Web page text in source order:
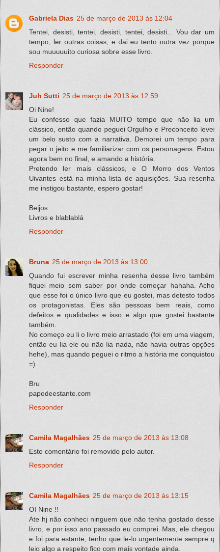
Gabriela Dias 25 de março de 2013 às 12:04
Tentei, desisti, tentei, desisti, tentei, desisti... Vou dar um
tempo, ler outras coisas, e dai eu tento outra vez porque
sou muuuuuito curiosa sobre esse livro.
Responder
Juh Sutti 25 de março de 2013 às 12:59
Oi Nine!
Eu confesso que fazia MUITO tempo que não lia um
clássico, então quando peguei Orgulho e Preconceito levei
um belo susto com a narrativa. Demorei um tempo para
pegar o jeito e me familiarizar com os personagens. Estou
agora bem no final, e amando a história.
Pretendo ler mais clássicos, e O Morro dos Ventos
Uivantes está na minha lista de aquisições. Sua resenha
me instigou bastante, espero gostar!
Beijos
Livros e blablablá
Responder
Bruna 25 de março de 2013 às 13:00
Quando fui escrever minha resenha desse livro também
fiquei meio sem saber por onde começar hahaha. Acho
que esse foi o único livro que eu gostei, mas detesto todos
os protagonistas. Eles são pessoas bem reais, como
defeitos e qualidades e isso e algo que gostei bastante
também.
No começo eu li o livro meio arrastado (foi em uma viagem,
então eu lia ele ou não lia nada, não havia outras opções
hehe), mas quando peguei o ritmo a história me conquistou
=)
Bru
papodeestante.com
Responder
Camila Magalhães 25 de março de 2013 às 13:08
Este comentário foi removido pelo autor.
Responder
Camila Magalhães 25 de março de 2013 às 13:15
OI Nine !!
Ate hj não conheci ninguem que não tenha gostado desse
livro, e por isso ano passado eu comprei. Mas, ele chegou
e foi para estante, tenho que le-lo urgentemente sempre q
leio algo a respeito fico com mais vontade ainda.